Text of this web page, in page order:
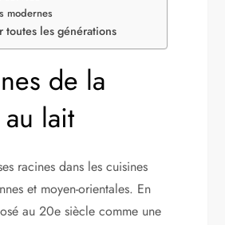
modernes
toutes les générations
de la
lait
racines dans les cuisines
et moyen-orientales. En
au 20e siècle comme une